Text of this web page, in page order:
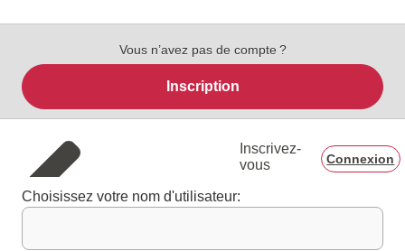
Vous n’avez pas de compte ?
Inscription
Inscrivez-
vous
Connexion
Choisissez votre nom d'utilisateur: